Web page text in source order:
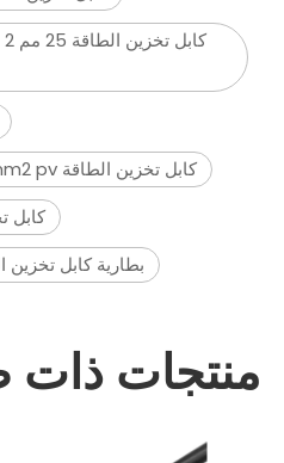
كابل تخزين الطاقة 35mm2 pv بطارية الكابل الشمسي
كابل
بطارية كابل
منتجات ذات